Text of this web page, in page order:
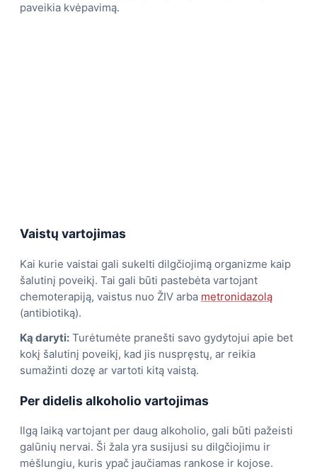
paveikia kvėpavimą.
Vaistų vartojimas
Kai kurie vaistai gali sukelti dilgčiojimą organizme kaip
šalutinį poveikį. Tai gali būti pastebėta vartojant
chemoterapiją, vaistus nuo ŽIV arba metronidazolą
(antibiotiką).
Ką daryti: Turėtumėte pranešti savo gydytojui apie bet
kokį šalutinį poveikį, kad jis nuspręstų, ar reikia
sumažinti dozę ar vartoti kitą vaistą.
Per didelis alkoholio vartojimas
Ilgą laiką vartojant per daug alkoholio, gali būti pažeisti
galūnių nervai. Ši žala yra susijusi su dilgčiojimu ir
mėšlungiu, kuris ypač jaučiamas rankose ir kojose.